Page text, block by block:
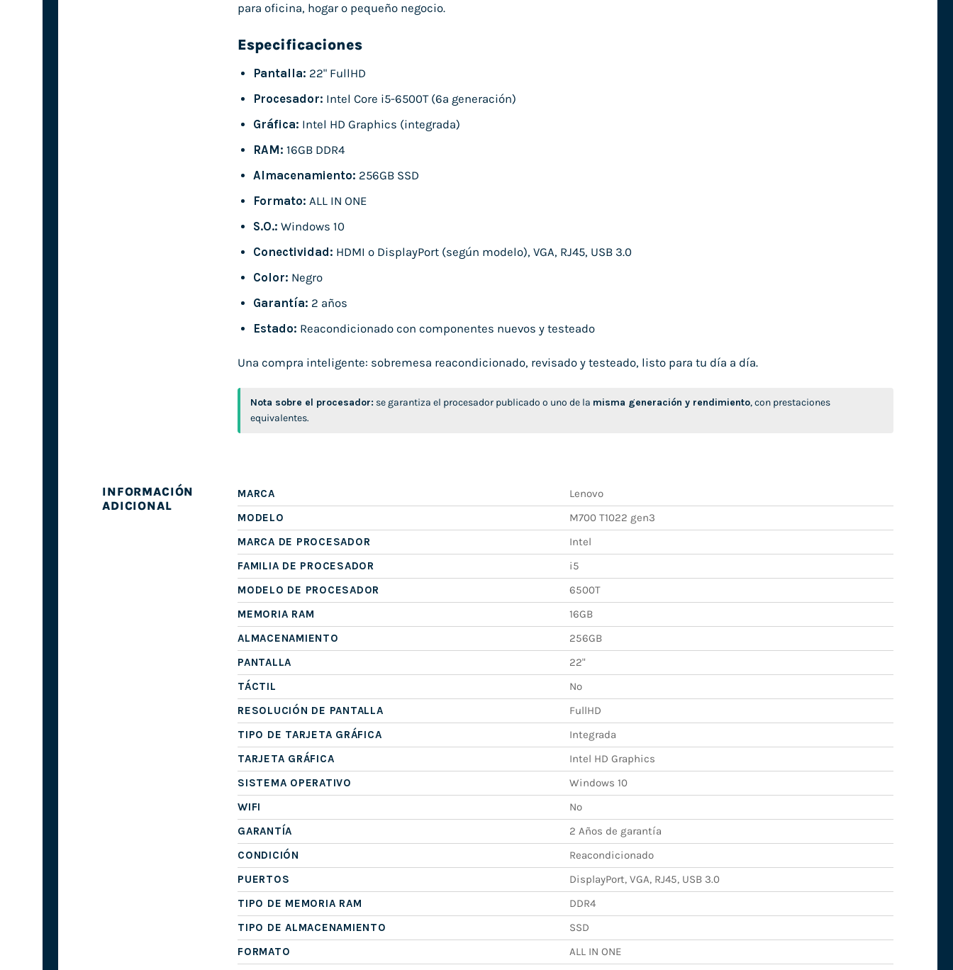
para oficina, hogar o pequeño negocio.
Especificaciones
Pantalla: 22" FullHD
Procesador: Intel Core i5-6500T (6ª generación)
Gráfica: Intel HD Graphics (integrada)
RAM: 16GB DDR4
Almacenamiento: 256GB SSD
Formato: ALL IN ONE
S.O.: Windows 10
Conectividad: HDMI o DisplayPort (según modelo), VGA, RJ45, USB 3.0
Color: Negro
Garantía: 2 años
Estado: Reacondicionado con componentes nuevos y testeado
Una compra inteligente: sobremesa reacondicionado, revisado y testeado, listo para tu día a día.
Nota sobre el procesador: se garantiza el procesador publicado o uno de la misma generación y rendimiento, con prestaciones
equivalentes.
INFORMACIÓN
ADICIONAL
MARCA
Lenovo
MODELO
M700 T1022 gen3
MARCA DE PROCESADOR
Intel
FAMILIA DE PROCESADOR
i5
MODELO DE PROCESADOR
6500T
MEMORIA RAM
16GB
ALMACENAMIENTO
256GB
PANTALLA
22"
TÁCTIL
No
RESOLUCIÓN DE PANTALLA
FullHD
TIPO DE TARJETA GRÁFICA
Integrada
TARJETA GRÁFICA
Intel HD Graphics
SISTEMA OPERATIVO
Windows 10
WIFI
No
GARANTÍA
2 Años de garantía
CONDICIÓN
Reacondicionado
PUERTOS
DisplayPort, VGA, RJ45, USB 3.0
TIPO DE MEMORIA RAM
DDR4
TIPO DE ALMACENAMIENTO
SSD
FORMATO
ALL IN ONE